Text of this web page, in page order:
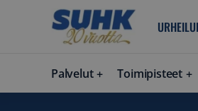
Palvelut Toimipisteet